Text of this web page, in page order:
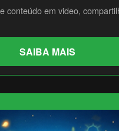
conteúdo em video,
SAIBA MAIS